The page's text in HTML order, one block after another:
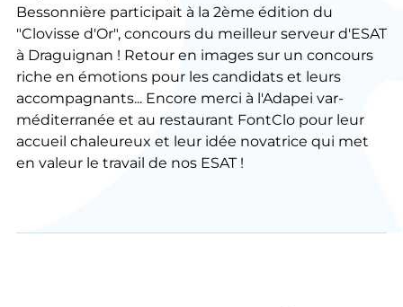
Bessonnière participait à la 2ème édition du
"Clovisse d'Or", concours du meilleur serveur d'ESAT
à Draguignan ! Retour en images sur un concours
riche en émotions pour les candidats et leurs
accompagnants... Encore merci à l'Adapei var-
méditerranée et au restaurant FontClo pour leur
accueil chaleureux et leur idée novatrice qui met
en valeur le travail de nos ESAT !